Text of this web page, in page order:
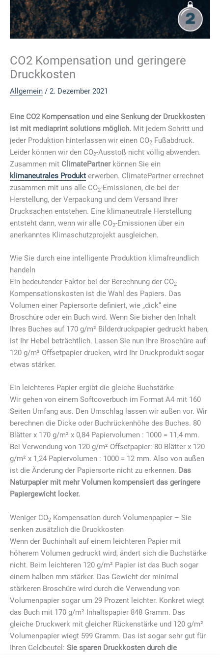
CO2 Kompensation und geringere
Druckkosten
Allgemein / 2. Dezember 2021
Eine CO2 Kompensation und eine Senkung der Druckkosten
ist mit mediaprint solutions möglich. Mit jedem Schritt und
jeder Produktion hinterlassen wir einen CO2 Fußabdruck.
Leider können wir den CO2-Ausstoß nicht völlig abwenden.
Zusammen mit ClimatePartnerkönnen Sie ein
klimaneutrales Produkt erwerben. ClimatePartner errechnet
zusammen mit uns alle CO2-Emissionen, die bei der
Herstellung, der Verpackung und dem Versand Ihrer
Drucksachen entstehen. Eine klimaneutrale Herstellung
entsteht dann, wenn wir alle CO2-Emissionen über ein
anerkanntes Klimaschutzprojekt ausgleichen.
Wie Sie durch eine intelligente Produktion klimafreundlich
handeln
Ein bedeutender Faktor bei der Berechnung der CO2
Kompensationskosten ist die Wahl des Papiers. Das
Volumen einer Papiersorte definiert, wie „dick“ eine
Broschüre oder ein Buch wird. Wenn Sie bisher den Inhalt
Ihres Buches auf 170 g/m² Bilderdruckpapier gedruckt haben,
ist Ihr Hebel beträchtlich. Lassen Sie nun Ihre Broschüre auf
120 g/m² Offsetpapier drucken, wird Ihr Druckprodukt sogar
etwas stärker.
Ein leichteres Papier ergibt die gleiche Buchstärke
Wir gehen von einem Softcoverbuch im Format A4 mit 160
Seiten Umfang aus. Den Umschlag lassen wir außen vor. Wir
berechnen die Dicke oder Buchrückenhöhe des Buches. 80
Blätter x 170 g/m² x 0,84 Papiervolumen : 1000 = 11,4 mm.
Bei Verwendung von 120 g/m² Offsetpapier: 80 Blätter x 120
g/m² x 1,24 Papiervolumen : 1000 = 12 mm. Also von außen
ist die Änderung der Papiersorte nicht zu erkennen. Das
Naturpapier mit mehr Volumen kompensiert das geringere
Papiergewicht locker.
Weniger CO2 Kompensation durch Volumenpapier – Sie
senken zusätzlich die Druckkosten
Wenn der Buchinhalt auf einem leichteren Papier mit
höherem Volumen gedruckt wird, ändert sich die Buchstärke
nicht. Beim leichteren 120 g/m² Papier ist das Buch sogar
einem halben mm stärker. Das Gewicht der minimal
stärkeren Broschüre wird durch die Verwendung von
Volumenpapier sogar um 29 Prozent leichter. Konkret wiegt
das Buch mit 170 g/m² Inhaltspapier 848 Gramm. Das
gleiche Druckwerk mit gleicher Rückenstärke und 120 g/m²
Volumenpapier wiegt 599 Gramm. Das ist sogar sehr gut für
Ihren Geldbeutel: Sie sparen Druckkosten durch die